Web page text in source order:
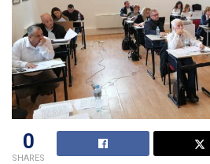
0
SHARES